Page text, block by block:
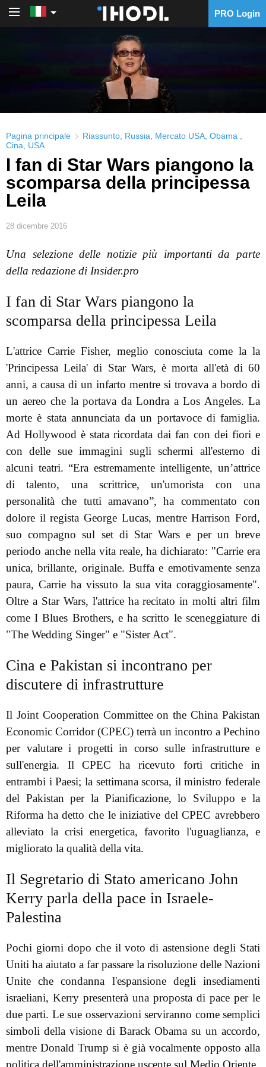
PRO Login
Pagina principale Riassunto Russia Mercato USA Obama
Cina
USA
I fan di Star Wars piangono la
scomparsa della principessa
Leila
28 dicembre 2016
Una selezione delle notizie più importanti da parte
della redazione di Insider.pro
I fan di Star Wars piangono la
scomparsa della principessa Leila
L'attrice Carrie Fisher, meglio conosciuta come la la
'Principessa Leila' di Star Wars, è morta all'età di 60
anni, a causa di un infarto mentre si trovava a bordo di
un aereo che la portava da Londra a Los Angeles. La
morte è stata annunciata da un portavoce di famiglia.
Ad Hollywood è stata ricordata dai fan con dei fiori e
con delle sue immagini sugli schermi all'esterno di
alcuni teatri. “Era estremamente intelligente, un’attrice
di talento, una scrittrice, un'umorista con una
personalità che tutti amavano”, ha commentato con
dolore il regista George Lucas, mentre Harrison Ford,
suo compagno sul set di Star Wars e per un breve
periodo anche nella vita reale, ha dichiarato: "Carrie era
unica, brillante, originale. Buffa e emotivamente senza
paura, Carrie ha vissuto la sua vita coraggiosamente".
Oltre a Star Wars, l'attrice ha recitato in molti altri film
come I Blues Brothers, e ha scritto le sceneggiature di
"The Wedding Singer" e "Sister Act".
Cina e Pakistan si incontrano per
discutere di infrastrutture
Il Joint Cooperation Committee on the China Pakistan
Economic Corridor (CPEC) terrà un incontro a Pechino
per valutare i progetti in corso sulle infrastrutture e
sull'energia. Il CPEC ha ricevuto forti critiche in
entrambi i Paesi; la settimana scorsa, il ministro federale
del Pakistan per la Pianificazione, lo Sviluppo e la
Riforma ha detto che le iniziative del CPEC avrebbero
alleviato la crisi energetica, favorito l'uguaglianza, e
migliorato la qualità della vita.
Il Segretario di Stato americano John
Kerry parla della pace in Israele-
Palestina
Pochi giorni dopo che il voto di astensione degli Stati
Uniti ha aiutato a far passare la risoluzione delle Nazioni
Unite che condanna l'espansione degli insediamenti
israeliani, Kerry presenterà una proposta di pace per le
due parti. Le sue osservazioni serviranno come semplici
simboli della visione di Barack Obama su un accordo,
mentre Donald Trump si è già vocalmente opposto alla